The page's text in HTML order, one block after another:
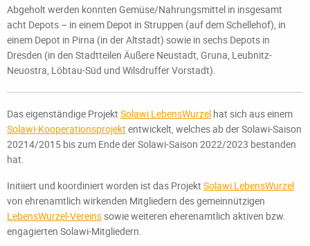
Abgeholt werden konnten Gemüse/Nahrungsmittel in insgesamt
acht Depots – in einem Depot in Struppen (auf dem Schellehof), in
einem Depot in Pirna (in der Altstadt) sowie in sechs Depots in
Dresden (in den Stadtteilen Äußere Neustadt, Gruna, Leubnitz-
Neuostra, Löbtau-Süd und Wilsdruffer Vorstadt).
Das eigenständige Projekt Solawi LebensWurzel hat sich aus einem
Solawi-Kooperationsprojekt entwickelt, welches ab der Solawi-Saison
20214/2015 bis zum Ende der Solawi-Saison 2022/2023 bestanden
hat.
Initiiert und koordiniert worden ist das Projekt Solawi LebensWurzel
von ehrenamtlich wirkenden Mitgliedern des gemeinnützigen
LebensWurzel-Vereinssowie weiteren eherenamtlich aktiven bzw.
engagierten Solawi-Mitgliedern.